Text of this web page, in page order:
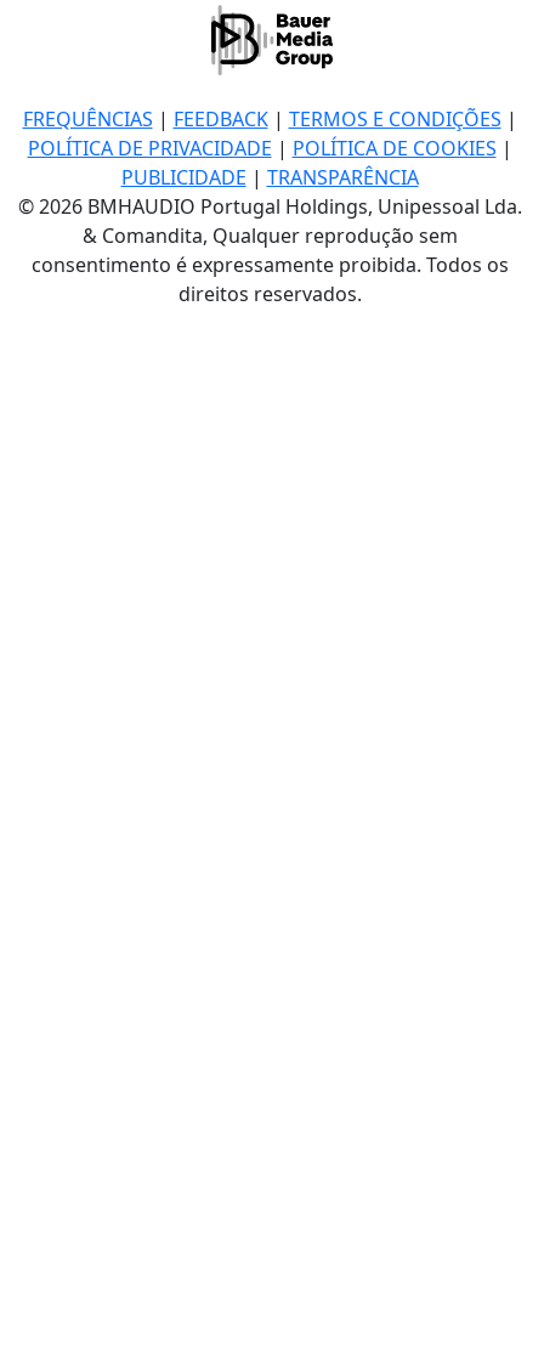
FREQUÊNCIAS | FEEDBACK| TERMOS E CONDIÇÕES |
POLÍTICA DE PRIVACIDADE | POLÍTICA DE COOKIES |
PUBLICIDADE | TRANSPARÊNCIA
© 2026 BMHAUDIO Portugal Holdings, Unipessoal Lda.
& Comandita, Qualquer reprodução sem
consentimento é expressamente proibida. Todos os
direitos reservados.